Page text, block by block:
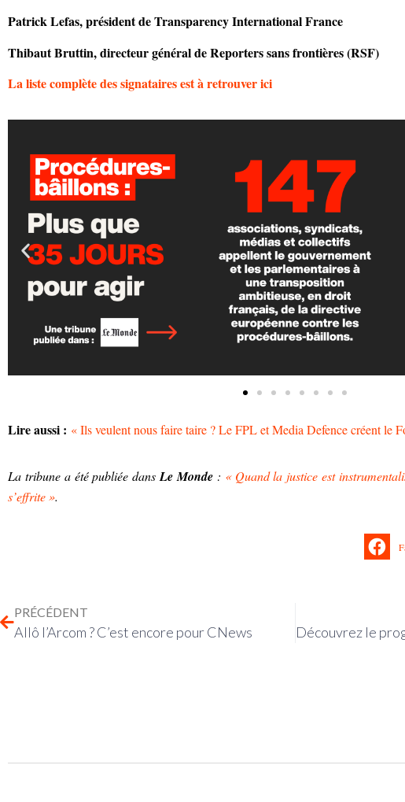
Patrick Lefas, président de Transparency International France
Thibaut Bruttin, directeur général de Reporters sans frontières (RSF)
La liste complète des signataires est à retrouver ici
Lire aussi : « Ils veulent nous faire taire ? Le FPL et Media Defence créent le
La tribune a été publiée dansLe Monde: « Quand la justice est
s’effrite ».
PRÉCÉDENT
Allô l’Arcom ? C’est encore pour CNews